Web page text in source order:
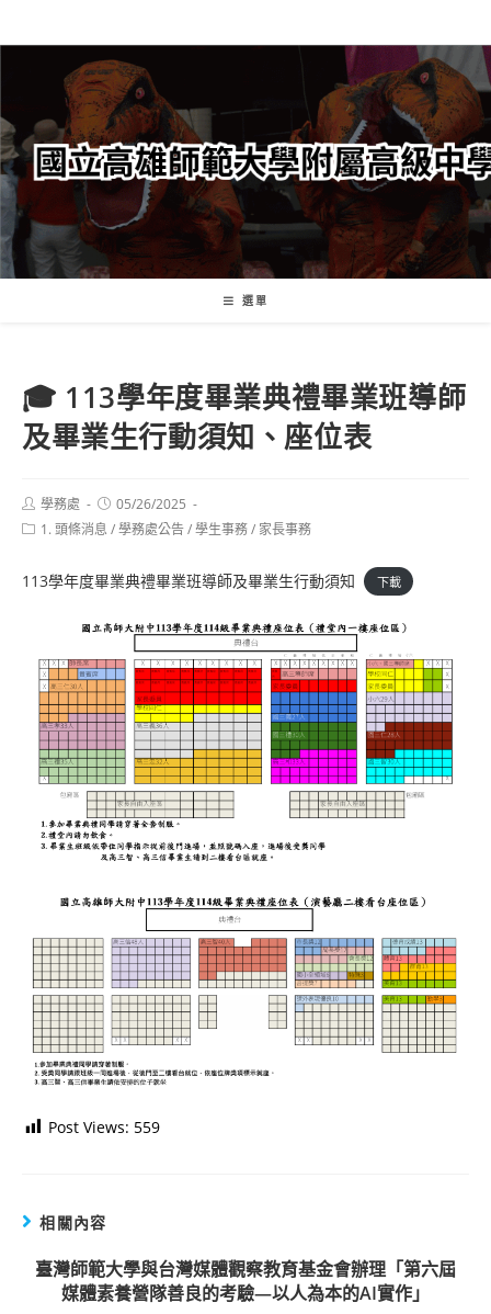
轉
要
內
容
選單
🎓 113學年度畢業典禮畢業班導師
及畢業生行動須知、座位表
Post
author:
學務處
Post
published:
05/26/2025
Post1. 頭條消息 /學務處公告/學生事務/ 家長事務
113學年度畢業典禮畢業班導師及畢業生行動須知 下載
Post Views: 559
相關內容
臺灣師範大學與台灣媒體觀察教育基金會辦理「第六屆
媒體素養營隊善良的考驗—以人為本的AI實作」